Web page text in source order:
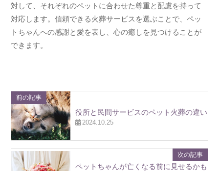
対して、それぞれのペットに合わせた尊重と配慮を持って
対応します。信頼できる火葬サービスを選ぶことで、ペッ
トちゃんへの感謝と愛を表し、心の癒しを見つけることが
できます。
前の記事
役所と民間サービスのペット火葬の違い
2024.10.25
次の記事
ペットちゃんが亡くなる前に見せるかも